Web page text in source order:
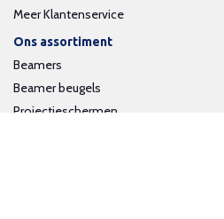
Meer Klantenservice
Ons assortiment
Beamers
Beamer beugels
Projectieschermen